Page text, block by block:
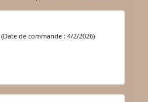
(Date de commande : 4/2/2026)